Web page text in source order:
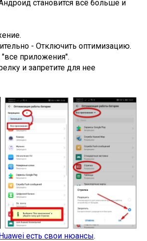
становится всё больше и
- Отключить оптимизацию.
приложения".
и запретите для нее
есть свои нюансы.